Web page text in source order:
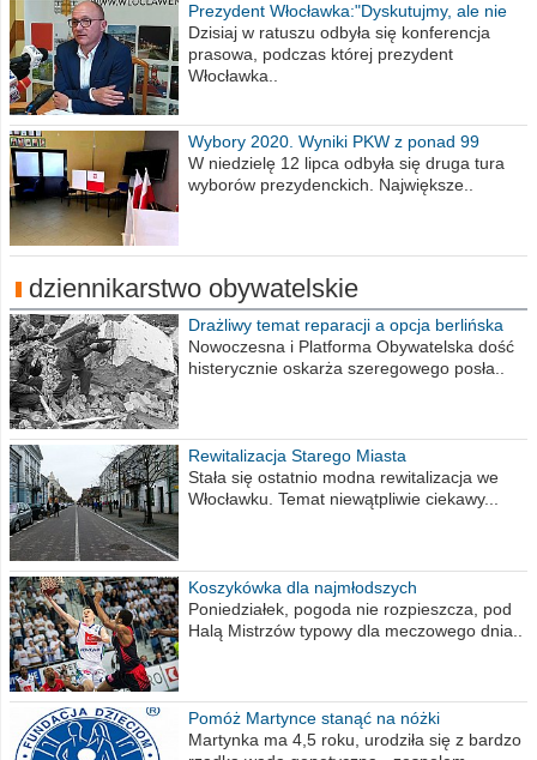
Prezydent Włocławka:"Dyskutujmy, ale nie
obrażajmy się”
Dzisiaj w ratuszu odbyła się konferencja
prasowa, podczas której prezydent
Włocławka..
Wybory 2020. Wyniki PKW z ponad 99
procent obwodów
W niedzielę 12 lipca odbyła się druga tura
wyborów prezydenckich. Największe..
dziennikarstwo obywatelskie
Drażliwy temat reparacji a opcja berlińska
Nowoczesna i Platforma Obywatelska dość
histerycznie oskarża szeregowego posła..
Rewitalizacja Starego Miasta
Stała się ostatnio modna rewitalizacja we
Włocławku. Temat niewątpliwie ciekawy...
Koszykówka dla najmłodszych
Poniedziałek, pogoda nie rozpieszcza, pod
Halą Mistrzów typowy dla meczowego dnia..
Pomóż Martynce stanąć na nóżki
Martynka ma 4,5 roku, urodziła się z bardzo